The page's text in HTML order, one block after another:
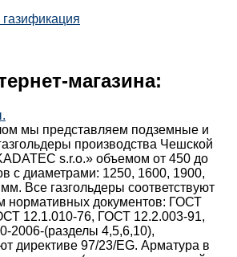
магазина:
мы представляем подземные и
производства Чешской
s.r.o.» объемом от 450 до
с диаметрами: 1250, 1600, 1900,
Все газгольдеры соответствуют
нормативных документов: ГОСТ
12.1.010-76, ГОСТ 12.2.003-91,
2006-(разделы 4,5,6,10),
директиве 97/23/EG. Арматура в